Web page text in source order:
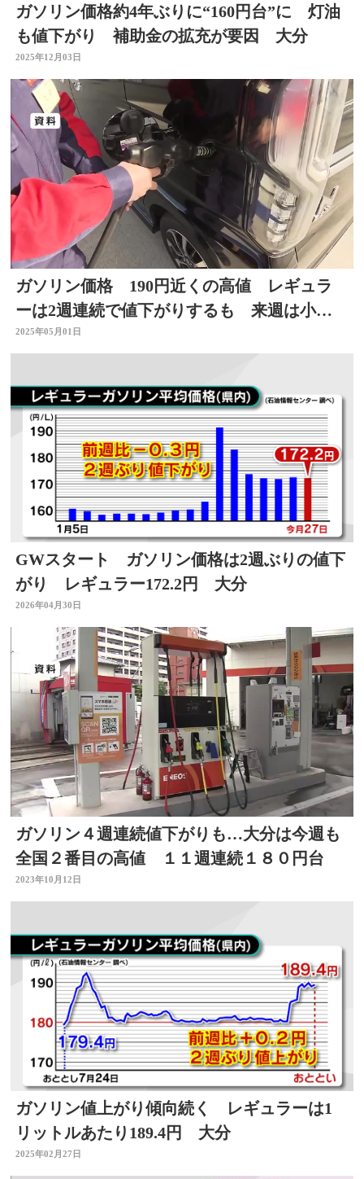
ガソリン価格約4年ぶりに“160円台”に 灯油
も値下がり 補助金の拡充が要因 大分
2025年12月03日
ガソリン価格 190円近くの高値 レギュラ
ーは2週連続で値下がりするも 来週は小幅
な値動き予想 大分
2025年05月01日
GWスタート ガソリン価格は2週ぶりの値下
がり レギュラー172.2円 大分
2026年04月30日
ガソリン４週連続値下がりも…大分は今週も
全国２番目の高値 １１週連続１８０円台
2023年10月12日
ガソリン値上がり傾向続く レギュラーは1
リットルあたり189.4円 大分
2025年02月27日